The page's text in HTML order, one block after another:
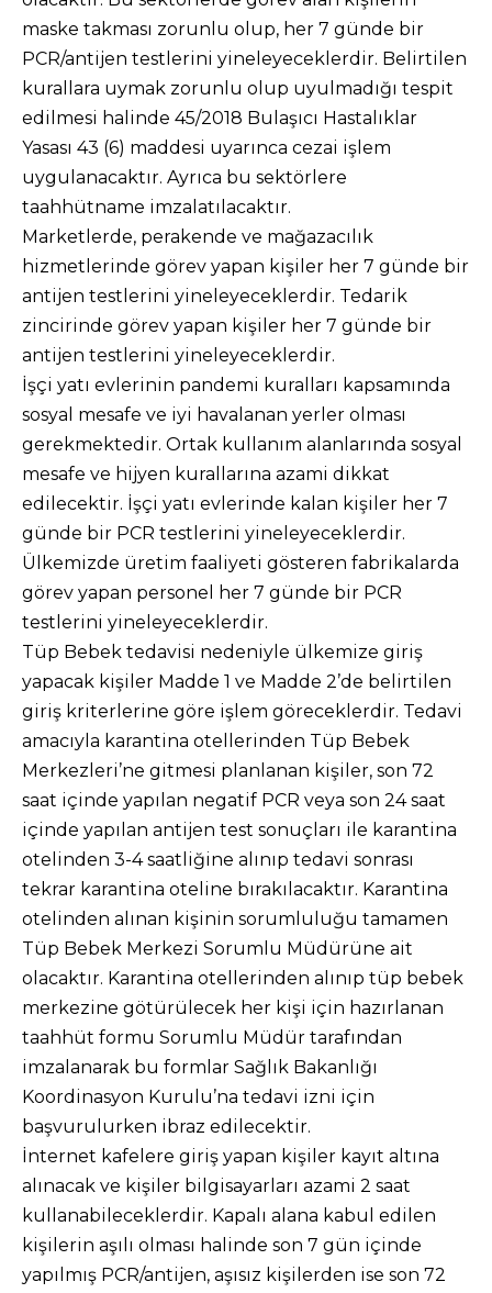
maske takması zorunlu olup, her 7 günde bir
PCR/antijen testlerini yineleyeceklerdir. Belirtilen
kurallara uymak zorunlu olup uyulmadığı tespit
edilmesi halinde 45/2018 Bulaşıcı Hastalıklar
Yasası 43 (6) maddesi uyarınca cezai işlem
uygulanacaktır. Ayrıca bu sektörlere
taahhütname imzalatılacaktır.
Marketlerde, perakende ve mağazacılık
hizmetlerinde görev yapan kişiler her 7 günde bir
antijen testlerini yineleyeceklerdir. Tedarik
zincirinde görev yapan kişiler her 7 günde bir
antijen testlerini yineleyeceklerdir.
İşçi yatı evlerinin pandemi kuralları kapsamında
sosyal mesafe ve iyi havalanan yerler olması
gerekmektedir. Ortak kullanım alanlarında sosyal
mesafe ve hijyen kurallarına azami dikkat
edilecektir. İşçi yatı evlerinde kalan kişiler her 7
günde bir PCR testlerini yineleyeceklerdir.
Ülkemizde üretim faaliyeti gösteren fabrikalarda
görev yapan personel her 7 günde bir PCR
testlerini yineleyeceklerdir.
Tüp Bebek tedavisi nedeniyle ülkemize giriş
yapacak kişiler Madde 1 ve Madde 2’de belirtilen
giriş kriterlerine göre işlem göreceklerdir. Tedavi
amacıyla karantina otellerinden Tüp Bebek
Merkezleri’ne gitmesi planlanan kişiler, son 72
saat içinde yapılan negatif PCR veya son 24 saat
içinde yapılan antijen test sonuçları ile karantina
otelinden 3-4 saatliğine alınıp tedavi sonrası
tekrar karantina oteline bırakılacaktır. Karantina
otelinden alınan kişinin sorumluluğu tamamen
Tüp Bebek Merkezi Sorumlu Müdürüne ait
olacaktır. Karantina otellerinden alınıp tüp bebek
merkezine götürülecek her kişi için hazırlanan
taahhüt formu Sorumlu Müdür tarafından
imzalanarak bu formlar Sağlık Bakanlığı
Koordinasyon Kurulu’na tedavi izni için
başvurulurken ibraz edilecektir.
İnternet kafelere giriş yapan kişiler kayıt altına
alınacak ve kişiler bilgisayarları azami 2 saat
kullanabileceklerdir. Kapalı alana kabul edilen
kişilerin aşılı olması halinde son 7 gün içinde
yapılmış PCR/antijen, aşısız kişilerden ise son 72